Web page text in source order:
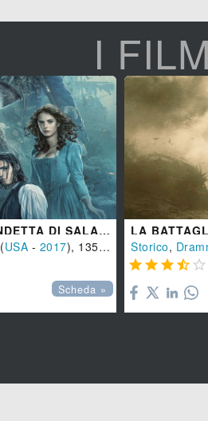
I
PIRATI DEI CARAIBI - LA VENDETTA DI SALAZAR
USA - 2017), 135 min.
Scheda »
LA
Storico,
    